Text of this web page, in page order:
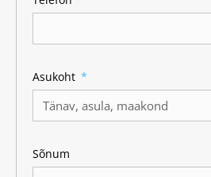
Asukoht
Sõnum